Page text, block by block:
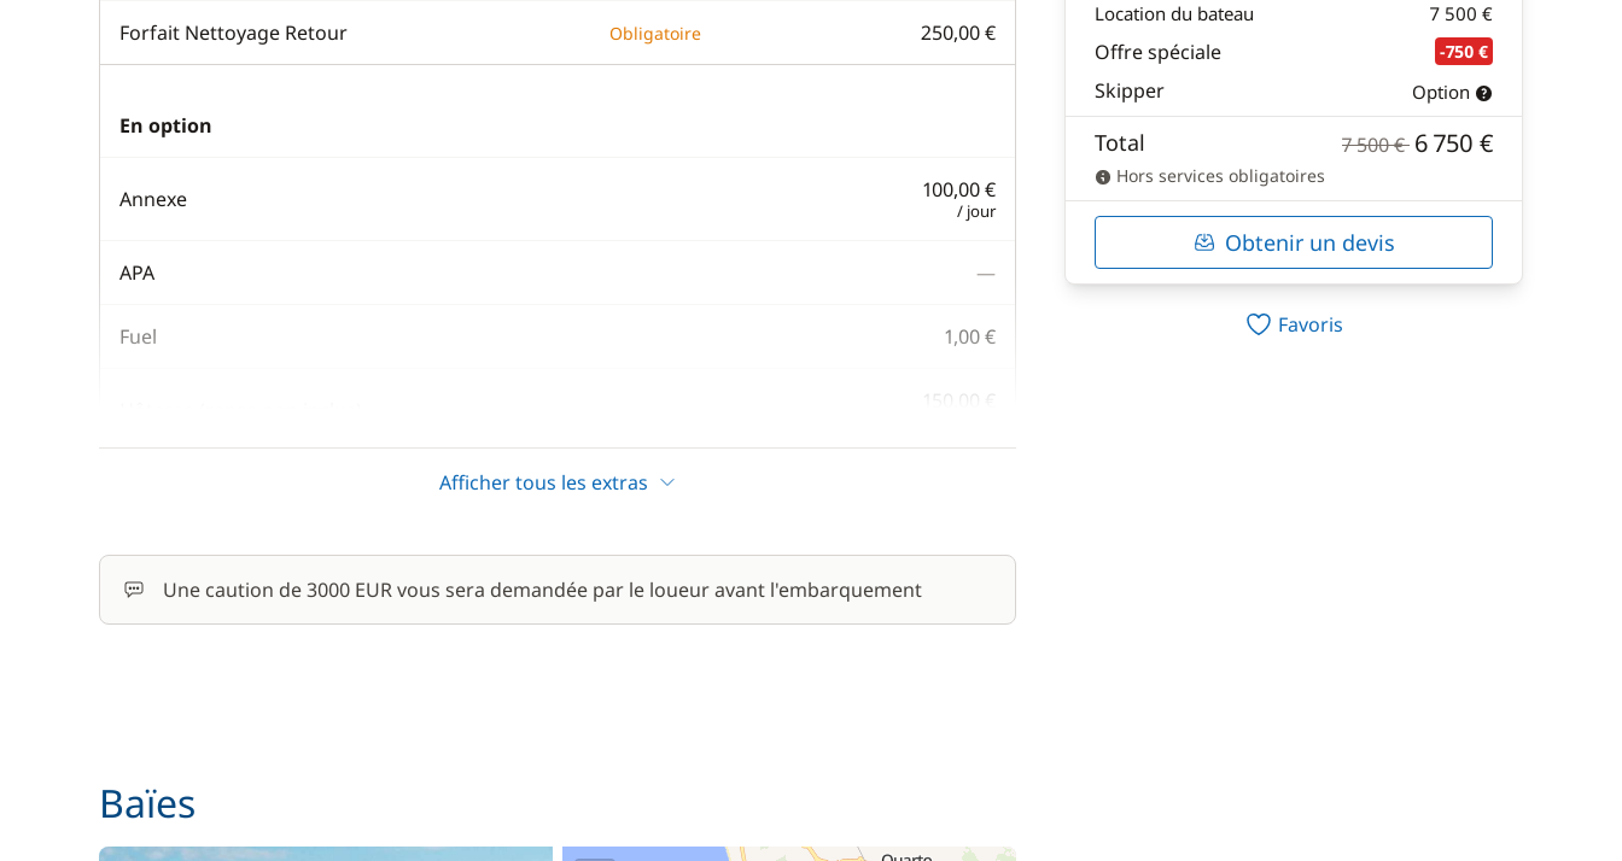
Forfait Nettoyage Retour Obligatoire 250,00 €
En option
Annexe 100,00 €
/ jour
APA —
Fuel 1,00 €
150,00 €
Seabob / Sea Scooter
200,00 €
Afficher tous les extras
Une caution de 3000 EUR vous sera demandée par le loueur avant l'embarquement
Baïes
Location du bateau 7 500 €
Offre spéciale -750 €
Skipper Option
Total 7 500 € 6 750 €
Hors services obligatoires
Obtenir un devis
Favoris